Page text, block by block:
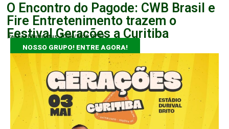
O Encontro do Pagode: CWB Brasil e
Fire Entretenimento trazem o
Festival Gerações a Curitiba
Raphael Augustus 30/04/2026 07:12
NOSSO GRUPO! ENTRE AGORA!